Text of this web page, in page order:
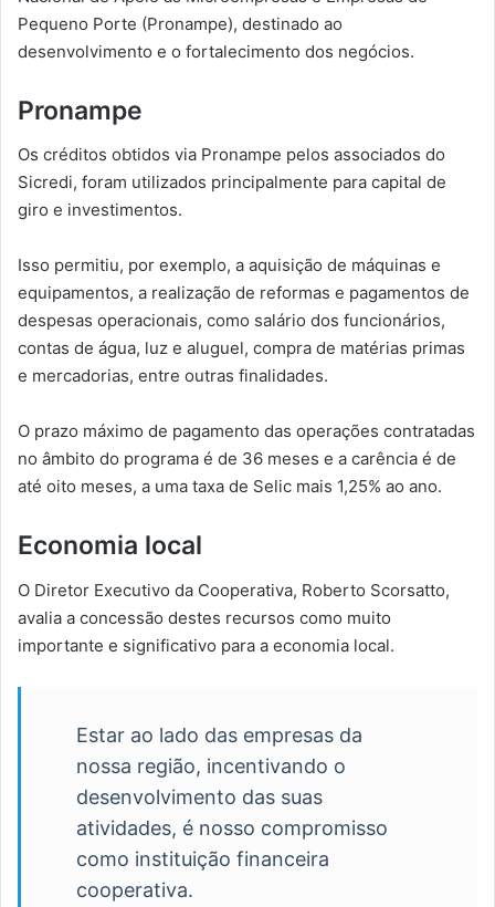
Pequeno Porte (Pronampe), destinado ao
desenvolvimento e o fortalecimento dos negócios.
Pronampe
Os créditos obtidos via Pronampe pelos associados do
Sicredi, foram utilizados principalmente para capital de
giro e investimentos.
Isso permitiu, por exemplo, a aquisição de máquinas e
equipamentos, a realização de reformas e pagamentos de
despesas operacionais, como salário dos funcionários,
contas de água, luz e aluguel, compra de matérias primas
e mercadorias, entre outras finalidades.
O prazo máximo de pagamento das operações contratadas
no âmbito do programa é de 36 meses e a carência é de
até oito meses, a uma taxa de Selic mais 1,25% ao ano.
Economia local
O Diretor Executivo da Cooperativa, Roberto Scorsatto,
avalia a concessão destes recursos como muito
importante e significativo para a economia local.
Estar ao lado das empresas da
nossa região, incentivando o
desenvolvimento das suas
atividades, é nosso compromisso
como instituição financeira
cooperativa.